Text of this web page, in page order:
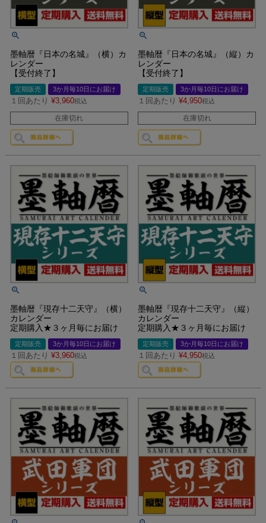
墨軸暦『日本の名城』（横）カ
レンダー
【受付終了】
定期販売 3か月毎10日にお届け
１回あたり ¥3,960税込
在庫切れ
墨軸暦『日本の名城』（縦）カ
レンダー
【受付終了】
定期販売 3か月毎10日にお届け
１回あたり ¥4,950税込
在庫切れ
墨軸暦『現存十二天守』（横）
カレンダー
定期購入★３ヶ月毎にお届け
定期販売 3か月毎10日にお届け
１回あたり ¥3,960税込
墨軸暦『現存十二天守』（縦）
カレンダー
定期購入★３ヶ月毎にお届け
定期販売 3か月毎10日にお届け
１回あたり ¥4,950税込